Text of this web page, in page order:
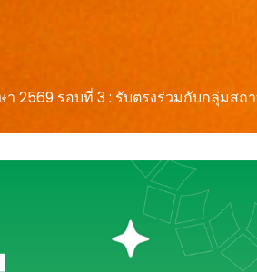
2569 รอบที่ 3 : รับตรงร่วมกับกลุ่มสถ